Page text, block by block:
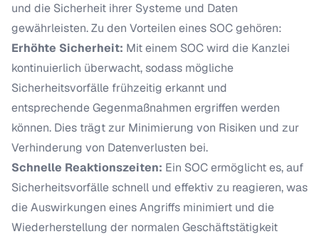
und die Sicherheit ihrer Systeme und Daten
gewährleisten. Zu den Vorteilen eines SOC gehören:
Erhöhte Sicherheit: Mit einem SOC wird die Kanzlei
kontinuierlich überwacht, sodass mögliche
Sicherheitsvorfälle frühzeitig erkannt und
entsprechende Gegenmaßnahmen ergriffen werden
können. Dies trägt zur Minimierung von Risiken und zur
Verhinderung von Datenverlusten bei.
Schnelle Reaktionszeiten: Ein SOC ermöglicht es, auf
Sicherheitsvorfälle schnell und effektiv zu reagieren, was
die Auswirkungen eines Angriffs minimiert und die
Wiederherstellung der normalen Geschäftstätigkeit